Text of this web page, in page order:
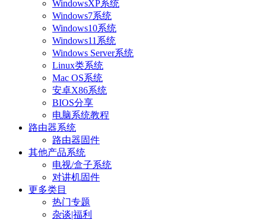
WindowsXP系统
Windows7系统
Windows10系统
Windows11系统
Windows Server系统
Linux类系统
Mac OS系统
安卓X86系统
BIOS分享
电脑系统教程
路由器系统
路由器固件
其他产品系统
电视/盒子系统
对讲机固件
更多类目
热门专题
杂谈|福利